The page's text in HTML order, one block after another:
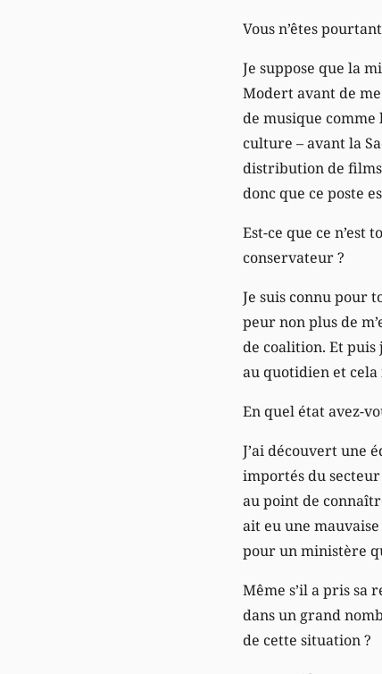
Vous n’êtes
Je suppose que la
Modert avant de
de musique comme
culture – avant la
distribution de
donc que ce poste
Est-ce que ce
conservateur ?
Je suis connu pour
peur non plus de
de coalition. Et puis
au quotidien et
En quel état avez-
J’ai découvert une
importés du
au point de
ait eu une
pour un ministère
Même s’il a pris sa
dans un grand
de cette situation ?